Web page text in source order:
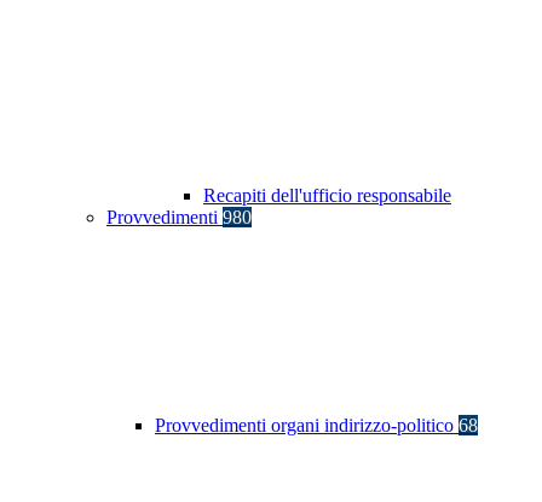
Recapiti dell'ufficio responsabile
Provvedimenti 980
Provvedimenti organi indirizzo-politico 68